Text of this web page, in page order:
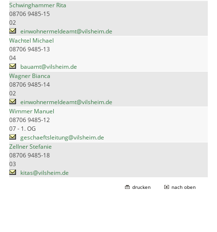
Schwinghammer Rita
08706 9485-15
02
einwohnermeldeamt@vilsheim.de
Wachtel Michael
08706 9485-13
04
bauamt@vilsheim.de
Wagner Bianca
08706 9485-14
02
einwohnermeldeamt@vilsheim.de
Wimmer Manuel
08706 9485-12
07 - 1. OG
geschaeftsleitung@vilsheim.de
Zellner Stefanie
08706 9485-18
03
kitas@vilsheim.de
drucken nach oben